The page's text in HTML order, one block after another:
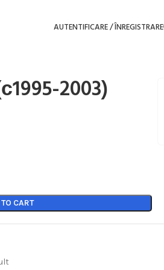
AUTENTIFICARE / ÎNREGISTRARE
2003)
CART